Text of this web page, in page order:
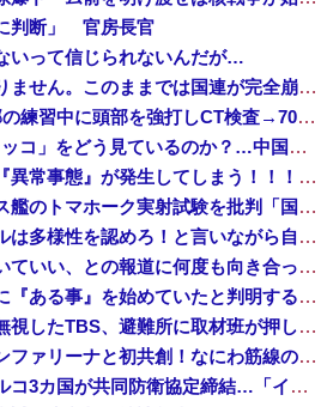
判断」 官房長官
いって信じられないんだが…
国連事務総長「お金がありません。このままでは国連が完全崩壊します。助けて下さい」
【速報】中2男子、野球部の練習中に頭部を強打しCT検査→70代医師「問題ないです」→中学生死亡「他人のCT画像みてました」
日本人はBYDの軽EV「ラッコ」をどう見ているのか？…中国メディア！
【悲報】熊本の被災地、『異常事態』が発生してしまう！！！！！！！！
中国国防省、海自イージス艦のトマホーク実射試験を批判「国際社会は新型軍国主義を団結して阻止を」！
【悲報】落語家「リベラルは多様性を認めろ！と言いながら自分達と違う意見には執拗に攻撃してくる！」ｗｗｗｗｗｗｗｗｗｗｗｗｗｗ
蓮舫議員「蓮舫だから叩いていい、との報道に何度も向き合ってきました。悔しくても」
【衝撃】中居正広、極秘に『ある事』を始めていたと判明する・・・
熊本県知事の要請をガン無視したTBS、避難所に取材班が押し入ってプライバシーに全く配慮しない報道を……
【衝撃】南海電鉄がピニンファリーナと初共創！なにわ筋線の新型特急が凄そう
サウジ・パキスタン・トルコ3カ国が共同防衛協定締結…「イスラム版NATO」指摘も！